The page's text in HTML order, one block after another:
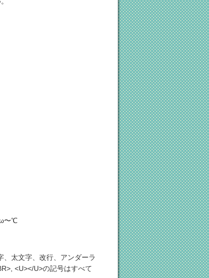
〜℃
、太文字、改行、アンダーラ
<U></U>の記号はすべて